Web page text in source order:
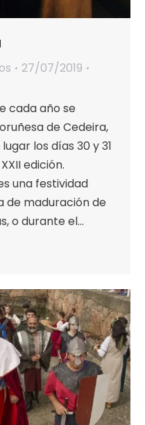
27/07/2019
cada año se
de Cedeira,
los días 30 y 31
edición.
una festividad
de maduración de
o durante el…